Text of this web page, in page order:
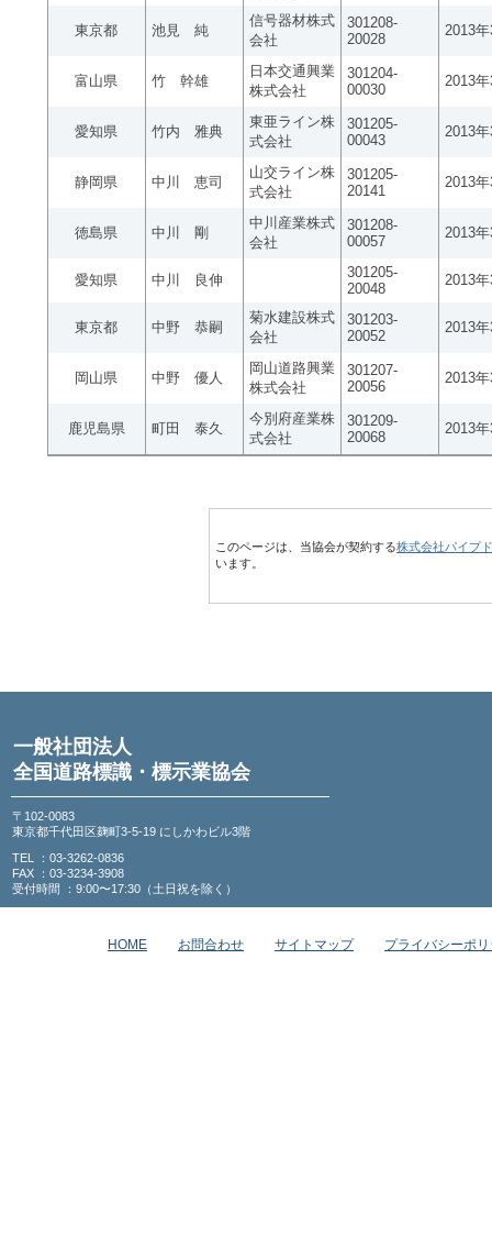
東京都 池見 純
信号器材株式
会社
301208-
20028
2013
富山県 竹 幹雄
日本交通興業
株式会社
301204-
00030
2013
愛知県 竹内 雅典
東亜ライン株
式会社
301205-
00043
2013
静岡県 中川 恵司
山交ライン株
式会社
301205-
20141
2013
徳島県 中川 剛
中川産業株式
会社
301208-
00057
2013
愛知県 中川 良伸
301205-
20048
2013
東京都 中野 恭嗣
菊水建設株式
会社
301203-
20052
2013
岡山県 中野 優人
岡山道路興業
株式会社
301207-
20056
2013
鹿児島県 町田 泰久
今別府産業株
式会社
301209-
20068
2013
このページは、当協会が契約する株式会社パイプ
います。
一般社団法人
全国道路標識・標示業協会
〒102-0083
東京都千代田区麹町3-5-19 にしかわビル3階
TEL ：03-3262-0836
FAX ：03-3234-3908
受付時間 ：9:00〜17:30（土日祝を除く）
HOME お問合わせ サイトマップ プライバシーポ